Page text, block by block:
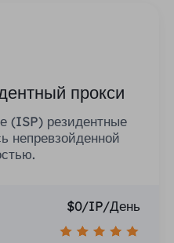
прокси
(ISP) резидентные
непревзойденной
$0/IP/День